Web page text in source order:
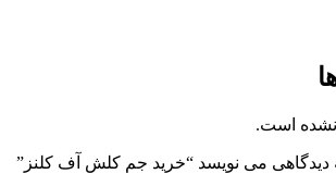
است.
دیدگاهی می نویسد “خرید جم کلش آف کلنز”